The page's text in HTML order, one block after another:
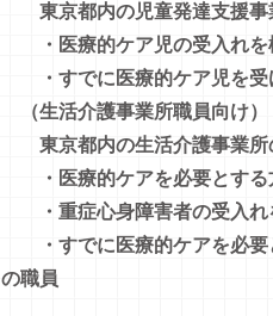
東京都内の児童発達支援事
・医療的ケア児の受入れを
・すでに医療的ケア児を受
（生活介護事業所職員向け）
東京都内の生活介護事業所
・医療的ケアを必要とする
・重症心身障害者の受入れ
・すでに医療的ケアを必要
の職員